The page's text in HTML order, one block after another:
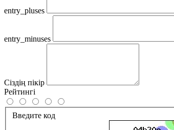
entry_pluses
entry_minuses
Сіздің пікір
Рейтингі
Введите код